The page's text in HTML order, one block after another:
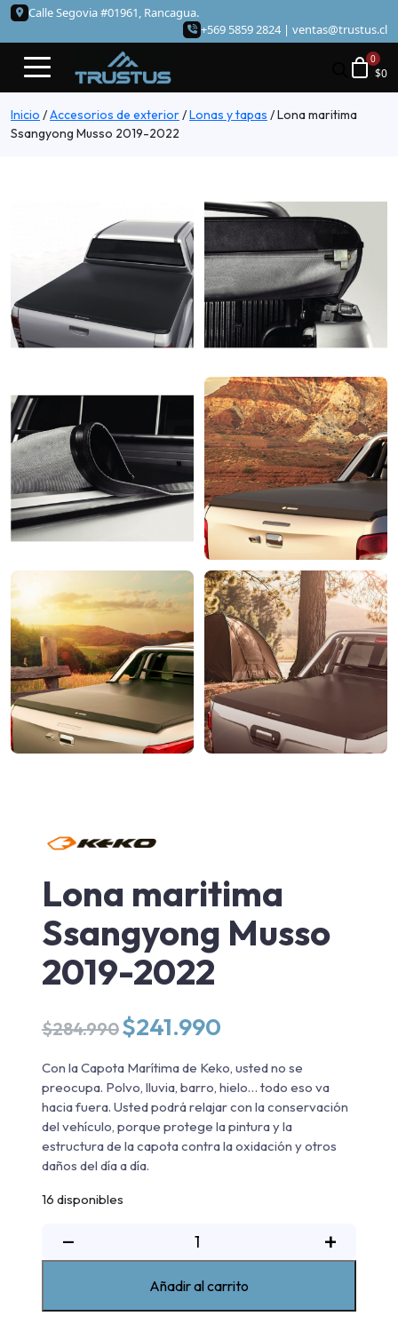
Calle Segovia #01961, Rancagua.
+569 5859 2824 | ventas@trustus.cl
$0
Inicio /Accesorios de exterior/Lonas y tapas /Lona maritima
Ssangyong Musso 2019-2022
Lona maritima
Ssangyong Musso
2019-2022
$284.990 El
precio
original
era:
$284.990.
$241.990
actual
es:
$241.990.
Con la Capota Marítima de Keko, usted no se
preocupa. Polvo, lluvia, barro, hielo… todo eso va
hacia fuera. Usted podrá relajar con la conservación
del vehículo, porque protege la pintura y la
estructura de la capota contra la oxidación y otros
daños del día a día.
16 disponibles
− +
Añadir al carrito